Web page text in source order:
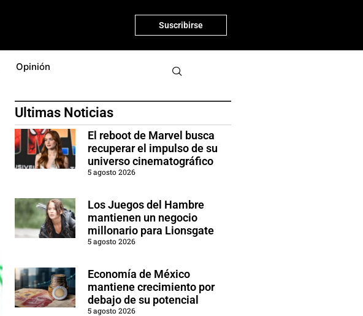
Suscribirse
Opinión
Ultimas Noticias
El reboot de Marvel busca
recuperar el impulso de su
universo cinematográfico
5 agosto 2026
Los Juegos del Hambre
mantienen un negocio
millonario para Lionsgate
5 agosto 2026
Economía de México
mantiene crecimiento por
debajo de su potencial
5 agosto 2026